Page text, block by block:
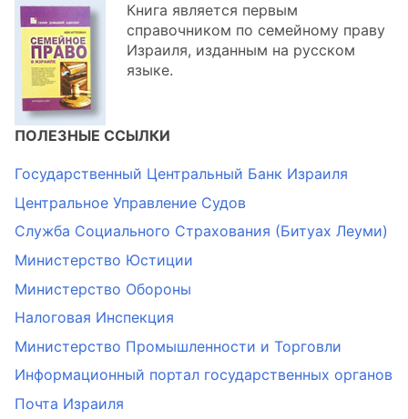
Книга является первым
справочником по семейному праву
Израиля, изданным на русском
языке.
ПОЛЕЗНЫЕ ССЫЛКИ
Государственный Центральный Банк Израиля
Центральное Управление Судов
Служба Социального Страхования (Битуах Леуми)
Министерство Юстиции
Министерство Обороны
Налоговая Инспекция
Министерство Промышленности и Торговли
Информационный портал государственных органов
Почта Израиля